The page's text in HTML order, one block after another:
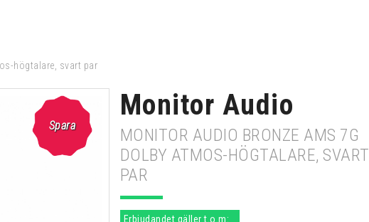
högtalare, svart par
Spara
Monitor Audio
MONITOR AUDIO BRONZE AMS 7G
DOLBY ATMOS-HÖGTALARE, SVART
PAR
Erbjudandet gäller t.o.m: